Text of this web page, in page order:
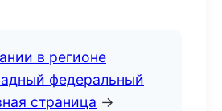
в регионе
федеральный
страница →